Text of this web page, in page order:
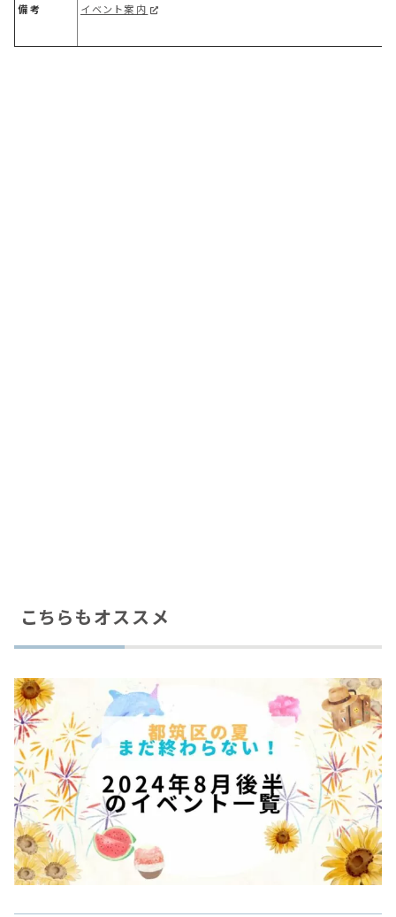
備考 イベント案内
こちらもオススメ